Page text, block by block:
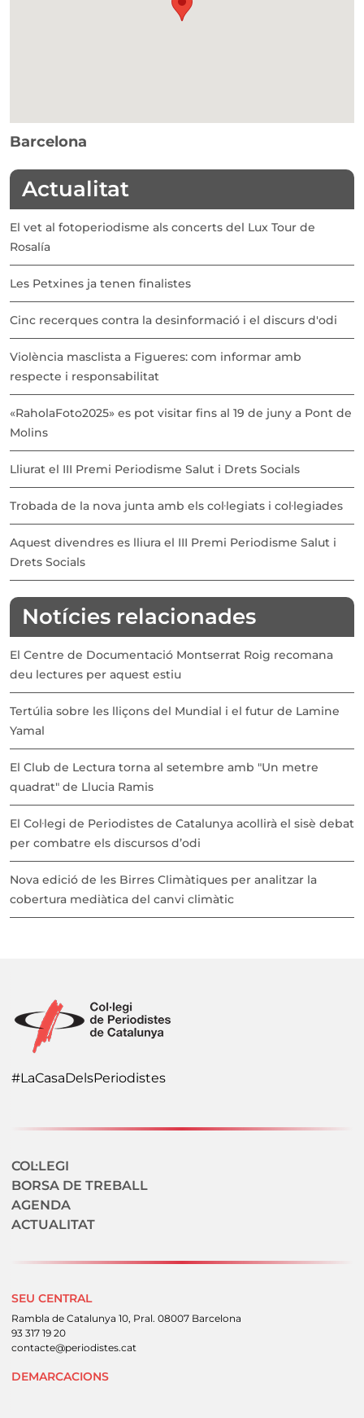
Barcelona
Actualitat
El vet al fotoperiodisme als concerts del Lux Tour de
Rosalía
Les Petxines ja tenen finalistes
Cinc recerques contra la desinformació i el discurs d'odi
Violència masclista a Figueres: com informar amb
respecte i responsabilitat
«RaholaFoto2025» es pot visitar fins al 19 de juny a Pont de
Molins
Lliurat el III Premi Periodisme Salut i Drets Socials
Trobada de la nova junta amb els col·legiats i col·legiades
Aquest divendres es lliura el III Premi Periodisme Salut i
Drets Socials
Notícies relacionades
El Centre de Documentació Montserrat Roig recomana
deu lectures per aquest estiu
Tertúlia sobre les lliçons del Mundial i el futur de Lamine
Yamal
El Club de Lectura torna al setembre amb "Un metre
quadrat" de Llucia Ramis
El Col·legi de Periodistes de Catalunya acollirà el sisè debat
per combatre els discursos d’odi
Nova edició de les Birres Climàtiques per analitzar la
cobertura mediàtica del canvi climàtic
#LaCasaDelsPeriodistes
Navegació secundaria
COL·LEGI
BORSA DE TREBALL
AGENDA
ACTUALITAT
SEU CENTRAL
Rambla de Catalunya 10, Pral. 08007 Barcelona
93 317 19 20
contacte@periodistes.cat
DEMARCACIONS